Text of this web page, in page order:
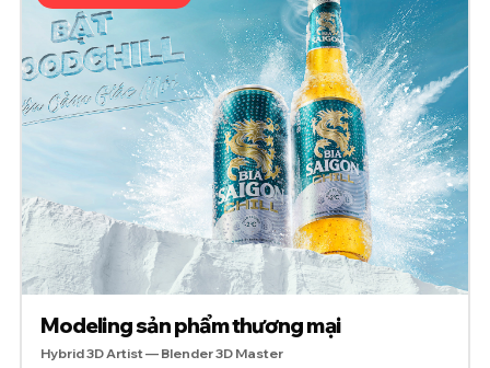
Modeling sản phẩm thương mại
Hybrid 3D Artist — Blender 3D Master